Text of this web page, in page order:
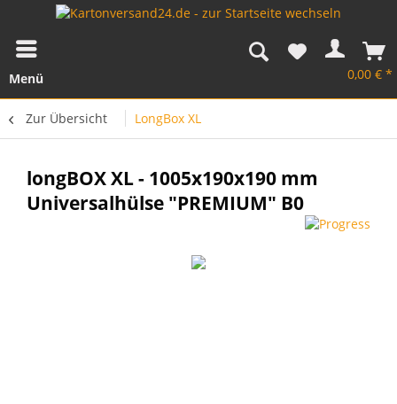
Menü 0,00 € *
Zur Übersicht LongBox XL
longBOX XL - 1005x190x190 mm
Universalhülse "PREMIUM" B0